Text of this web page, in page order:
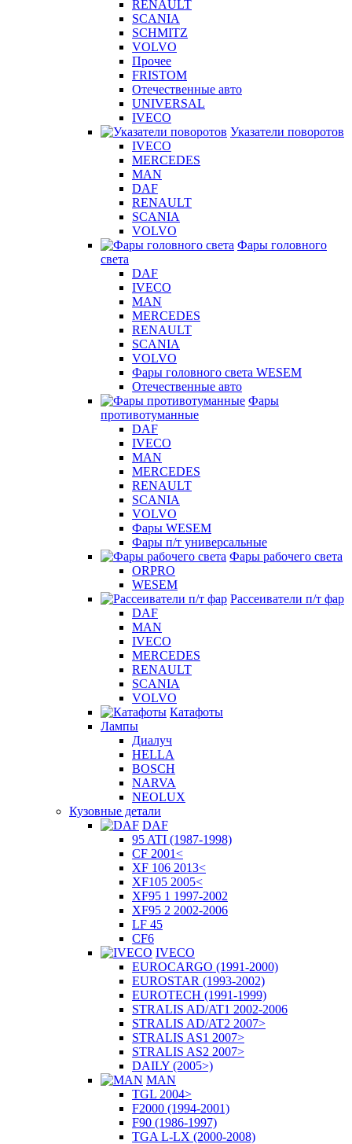
RENAULT
SCANIA
SCHMITZ
VOLVO
Прочее
FRISTOM
Отечественные авто
UNIVERSAL
IVECO
Указатели поворотов
IVECO
MERCEDES
MAN
DAF
RENAULT
SCANIA
VOLVO
Фары головного
света
DAF
IVECO
MAN
MERCEDES
RENAULT
SCANIA
VOLVO
Фары головного света WESEM
Отечественные авто
Фары
противотуманные
DAF
IVECO
MAN
MERCEDES
RENAULT
SCANIA
VOLVO
Фары WESEM
Фары п/т универсальные
Фары рабочего света
ORPRO
WESEM
Рассеиватели п/т фар
DAF
MAN
IVECO
MERCEDES
RENAULT
SCANIA
VOLVO
Катафоты
Лампы
Диалуч
HELLA
BOSCH
NARVA
NEOLUX
Кузовные детали
DAF
95 ATI (1987-1998)
CF 2001<
XF 106 2013<
XF105 2005<
XF95 1 1997-2002
XF95 2 2002-2006
LF 45
CF6
IVECO
EUROCARGO (1991-2000)
EUROSTAR (1993-2002)
EUROTECH (1991-1999)
STRALIS AD/AT1 2002-2006
STRALIS AD/AT2 2007>
STRALIS AS1 2007>
STRALIS AS2 2007>
DAILY (2005>)
MAN
TGL 2004>
F2000 (1994-2001)
F90 (1986-1997)
TGA L-LX (2000-2008)